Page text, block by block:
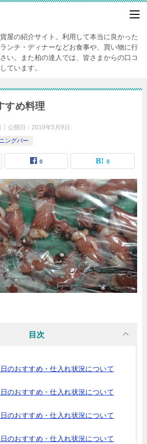
屋の紹介サイト。利用して本当に良かった
ンチ・ディナーなどお食事や、買い物に行
い。また柏の達人では、皆さまからの口コ
ています。
すめ料理
公開日： 2019年5月9日
ングバー
0 0
目次
のおすすめ・仕入れ状況について
のおすすめ・仕入れ状況について
のおすすめ・仕入れ状況について
のおすすめ・仕入れ状況について